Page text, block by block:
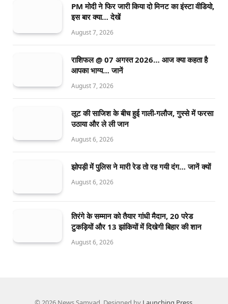
PM मोदी ने फिर जारी किया दो मिनट का इंस्टा वीडियो,
इस बार क्या… देखें
August 7, 2026
राशिफल @ 07 अगस्त 2026… आज क्या कहता है
आपका भाग्य… जानें
August 7, 2026
लूट की साजिश के बीच हुई गाली-गलौज, गुस्से में फरसा
उठाया और ले ली जान
August 6, 2026
झोपड़ी में पुलिस ने मारी रेड तो रह गयी दंग… जानें क्यों
August 6, 2026
तिरंगे के सम्मान को तैयार गांधी मैदान, 20 परेड
टुकड़ियों और 13 झांकियों में दिखेगी बिहार की शान
August 6, 2026